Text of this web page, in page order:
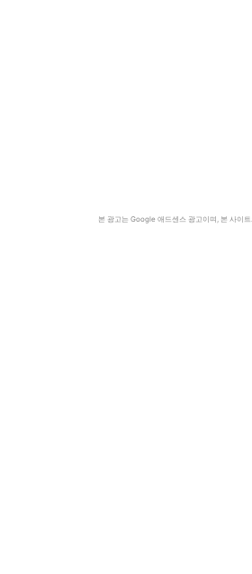
본 광고는 Google 애드센스 광고이며, 본 사이